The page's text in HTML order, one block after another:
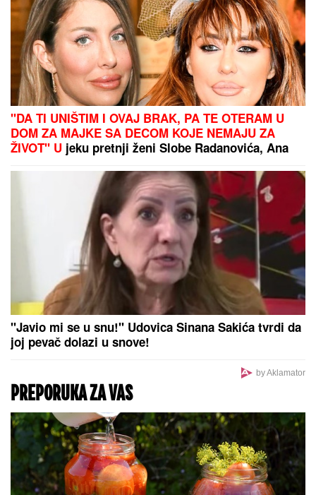
"DA TI UNIŠTIM I OVAJ BRAK, PA TE OTERAM U
DOM ZA MAJKE SA DECOM KOJE NEMAJU ZA
ŽIVOT" U jeku pretnji ženi Slobe Radanovića, Ana
"Javio mi se u snu!" Udovica Sinana Sakića tvrdi da
joj pevač dolazi u snove!
by Aklamator
PREPORUKA ZA VAS